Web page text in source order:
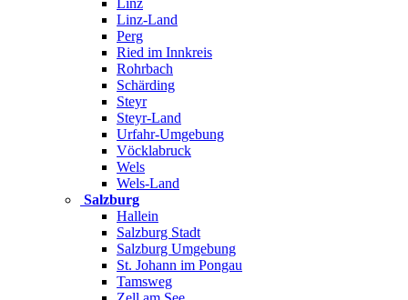
Linz
Linz-Land
Perg
Ried im Innkreis
Rohrbach
Schärding
Steyr
Steyr-Land
Urfahr-Umgebung
Vöcklabruck
Wels
Wels-Land
Salzburg
Hallein
Salzburg Stadt
Salzburg Umgebung
St. Johann im Pongau
Tamsweg